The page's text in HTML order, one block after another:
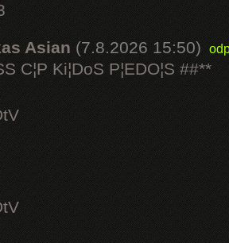
Asian (7.8.2026 15:50)
C¦P Ki¦DoS P¦EDO¦S ##**